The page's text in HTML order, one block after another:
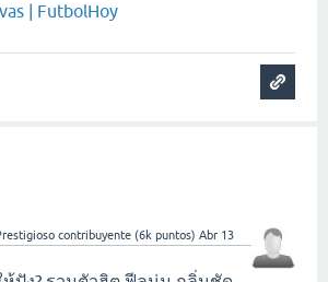
| FutbolHoy
contribuyente (6k puntos) Abr 13